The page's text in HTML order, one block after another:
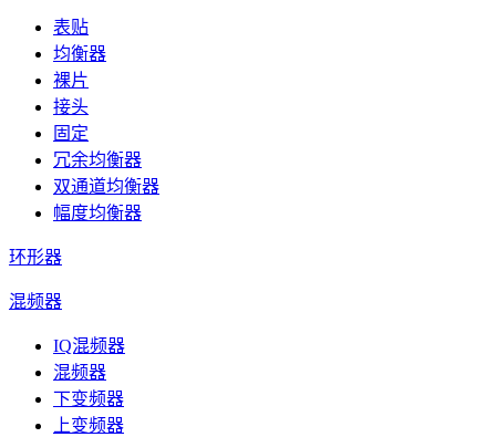
表贴
均衡器
裸片
接头
固定
冗余均衡器
双通道均衡器
幅度均衡器
环形器
混频器
IQ混频器
混频器
下变频器
上变频器